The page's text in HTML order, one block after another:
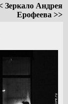
Зеркало Андрея
Ерофеева >>